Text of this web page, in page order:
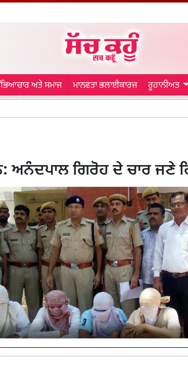
ਅਤੇ ਸਮਾਜ ਮਾਨਵਤਾ ਭਲਾਈਕਾਰਜ ਰੂਹਾਨੀਅਤ
ਅਨੰਦਪਾਲ ਗਿਰੋਹ ਦੇ ਚਾਰ ਜਣੇ